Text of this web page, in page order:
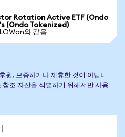
Rotation Active ETF (Ondo
(Ondo Tokenized)
와 같음
원, 보증하거나 제휴한 것이 아닙니
조 자산을 식별하기 위해서만 사용